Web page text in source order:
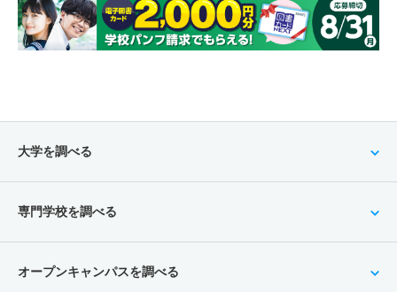
大学を調べる
専門学校を調べる
オープンキャンパスを調べる